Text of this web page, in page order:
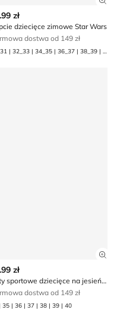
szczegóły produktu
zł
dziecięce zimowe Star Wars
dostwa od 149 zł
30_31 | 32_33 | 34_35 | 36_37 | 38_39 | 40_41
szczegóły produktu
zł
Buty sportowe dziecięce na jesień Star Wars
dostwa od 149 zł
35 | 36 | 37 | 38 | 39 | 40